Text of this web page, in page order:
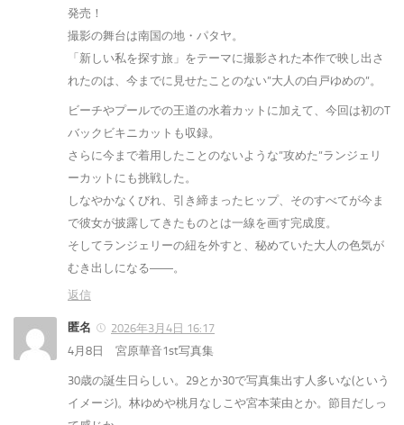
発売！
撮影の舞台は南国の地・パタヤ。
「新しい私を探す旅」をテーマに撮影された本作で映し出さ
れたのは、今までに見せたことのない”大人の白戸ゆめの”。
ビーチやプールでの王道の水着カットに加えて、今回は初のT
バックビキニカットも収録。
さらに今まで着用したことのないような”攻めた”ランジェリ
ーカットにも挑戦した。
しなやかなくびれ、引き締まったヒップ、そのすべてが今ま
で彼女が披露してきたものとは一線を画す完成度。
そしてランジェリーの紐を外すと、秘めていた大人の色気が
むき出しになる――。
返信
匿名
2026年3月4日 16:17
4月8日 宮原華音1st写真集
30歳の誕生日らしい。29とか30で写真集出す人多いな(という
イメージ)。林ゆめや桃月なしこや宮本茉由とか。節目だしっ